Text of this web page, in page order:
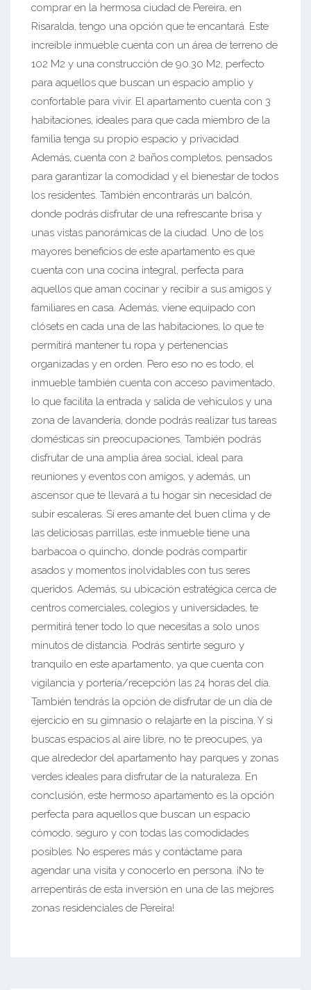
comprar en la hermosa ciudad de Pereira, en
Risaralda, tengo una opción que te encantará. Este
increíble inmueble cuenta con un área de terreno de
102 M2 y una construcción de 90.30 M2, perfecto
para aquellos que buscan un espacio amplio y
confortable para vivir. El apartamento cuenta con 3
habitaciones, ideales para que cada miembro de la
familia tenga su propio espacio y privacidad.
Además, cuenta con 2 baños completos, pensados
para garantizar la comodidad y el bienestar de todos
los residentes. También encontrarás un balcón,
donde podrás disfrutar de una refrescante brisa y
unas vistas panorámicas de la ciudad. Uno de los
mayores beneficios de este apartamento es que
cuenta con una cocina integral, perfecta para
aquellos que aman cocinar y recibir a sus amigos y
familiares en casa. Además, viene equipado con
clósets en cada una de las habitaciones, lo que te
permitirá mantener tu ropa y pertenencias
organizadas y en orden. Pero eso no es todo, el
inmueble también cuenta con acceso pavimentado,
lo que facilita la entrada y salida de vehículos y una
zona de lavandería, donde podrás realizar tus tareas
domésticas sin preocupaciones. También podrás
disfrutar de una amplia área social, ideal para
reuniones y eventos con amigos, y además, un
ascensor que te llevará a tu hogar sin necesidad de
subir escaleras. Si eres amante del buen clima y de
las deliciosas parrillas, este inmueble tiene una
barbacoa o quincho, donde podrás compartir
asados y momentos inolvidables con tus seres
queridos. Además, su ubicación estratégica cerca de
centros comerciales, colegios y universidades, te
permitirá tener todo lo que necesitas a solo unos
minutos de distancia. Podrás sentirte seguro y
tranquilo en este apartamento, ya que cuenta con
vigilancia y portería/recepción las 24 horas del día.
También tendrás la opción de disfrutar de un día de
ejercicio en su gimnasio o relajarte en la piscina. Y si
buscas espacios al aire libre, no te preocupes, ya
que alrededor del apartamento hay parques y zonas
verdes ideales para disfrutar de la naturaleza. En
conclusión, este hermoso apartamento es la opción
perfecta para aquellos que buscan un espacio
cómodo, seguro y con todas las comodidades
posibles. No esperes más y contáctame para
agendar una visita y conocerlo en persona. ¡No te
arrepentirás de esta inversión en una de las mejores
zonas residenciales de Pereira!